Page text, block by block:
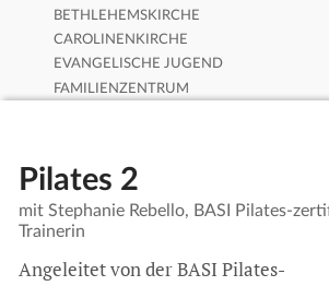
BETHLEHEMSKIRCHE
CAROLINENKIRCHE
EVANGELISCHE JUGEND
FAMILIENZENTRUM
Pilates 2
mit Stephanie Rebello, BASI Pilates-
Trainerin
Angeleitet von derBASI Pilates-